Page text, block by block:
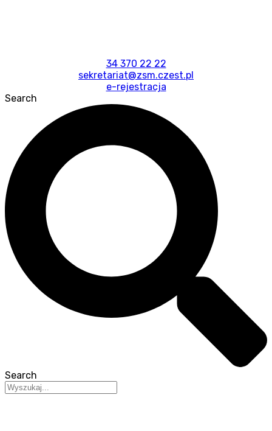
34 370 22 22
sekretariat@zsm.czest.pl
e-rejestracja
Search
Search